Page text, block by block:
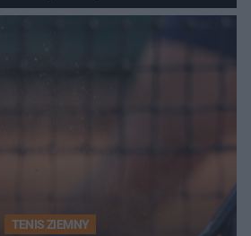
historii
TENIS ZIEMNY